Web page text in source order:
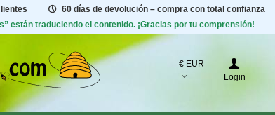
60 días de devolución – compra con total confianza
están traduciendo el contenido. ¡Gracias por tu comprensión!
€ EUR
Login